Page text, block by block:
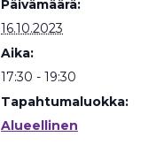
Päivämäärä:
16.10.2023
Aika:
17:30 - 19:30
Tapahtumaluokka:
Alueellinen